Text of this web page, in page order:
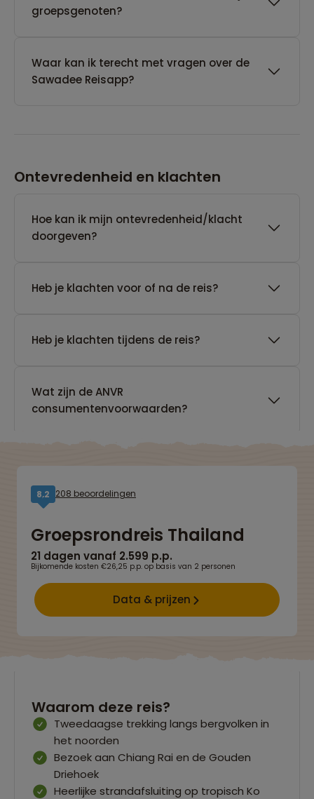
groepsgenoten?
Waar kan ik terecht met vragen over de
Sawadee Reisapp?
Ontevredenheid en klachten
Hoe kan ik mijn ontevredenheid/klacht
doorgeven?
Heb je klachten voor of na de reis?
Heb je klachten tijdens de reis?
Wat zijn de ANVR
consumentenvoorwaarden?
8,2 208 beoordelingen
Groepsrondreis Thailand
21 dagen vanaf 2.599 p.p.
Bijkomende kosten €26,25 p.p. op basis van 2 personen
Data & prijzen
Waarom deze reis?
Tweedaagse trekking langs bergvolken in
het noorden
Bezoek aan Chiang Rai en de Gouden
Driehoek
Heerlijke strandafsluiting op tropisch Ko